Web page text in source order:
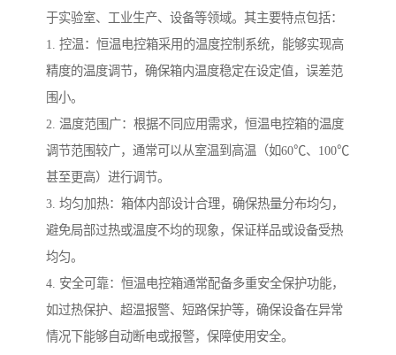
于实验室、工业生产、设备等领域。其主要特点包括：
1. 控温：恒温电控箱采用的温度控制系统，能够实现高
精度的温度调节，确保箱内温度稳定在设定值，误差范
围小。
2. 温度范围广：根据不同应用需求，恒温电控箱的温度
调节范围较广，通常可以从室温到高温（如60℃、100℃
甚至更高）进行调节。
3. 均匀加热：箱体内部设计合理，确保热量分布均匀，
避免局部过热或温度不均的现象，保证样品或设备受热
均匀。
4. 安全可靠：恒温电控箱通常配备多重安全保护功能，
如过热保护、超温报警、短路保护等，确保设备在异常
情况下能够自动断电或报警，保障使用安全。